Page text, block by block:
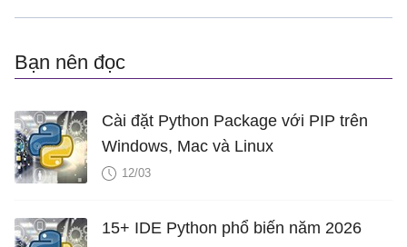
Bạn nên đọc
Cài đặt Python Package với PIP trên
Windows, Mac và Linux
12/03
15+ IDE Python phổ biến năm 2026